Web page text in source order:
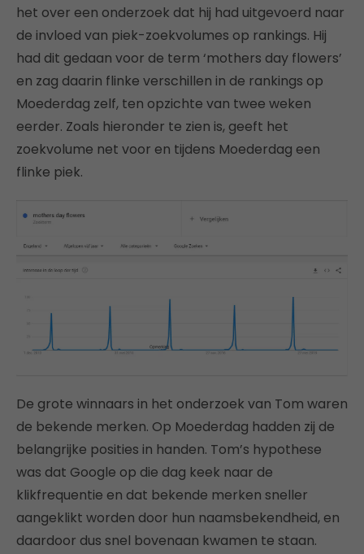
het over een onderzoek dat hij had uitgevoerd naar
de invloed van piek-zoekvolumes op rankings. Hij
had dit gedaan voor de term ‘mothers day flowers’
en zag daarin flinke verschillen in de rankings op
Moederdag zelf, ten opzichte van twee weken
eerder. Zoals hieronder te zien is, geeft het
zoekvolume net voor en tijdens Moederdag een
flinke piek.
De grote winnaars in het onderzoek van Tom waren
de bekende merken. Op Moederdag hadden zij de
belangrijke posities in handen. Tom’s hypothese
was dat Google op die dag keek naar de
klikfrequentie en dat bekende merken sneller
aangeklikt worden door hun naamsbekendheid, en
daardoor dus snel bovenaan kwamen te staan.